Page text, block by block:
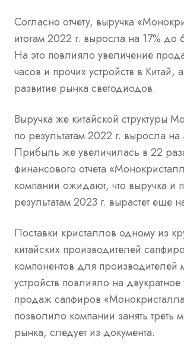
Согласно отчету, выручка
итогам 2022 г. выросла на 17%
На это повлияло увеличение
часов и прочих устройств в Китай,
развитие рынка светодиодов.
Выручка же китайской структуры
по результатам 2022 г. выросла на
Прибыль же увеличилась в 22
финансового отчета
компании ожидают, что выручка и
результатам 2023 г. вырастет еще
Поставки кристаллов одному из
китайских производителей
компонентов для производителей
устройств повлияло на
продаж сапфиров
позволило компании занять треть
рынка, следует из документа.